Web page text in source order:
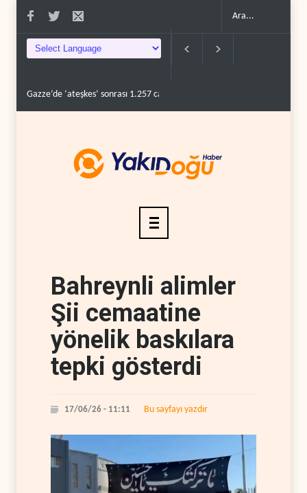
Gazze’de ‘ateşkes’ sonrası 1.257 can kaybı..
Bahreynli alimler
Şii cemaatine
yönelik baskılara
tepki gösterdi
17/06/26 - 11:11 Bu sayfayı yazdır